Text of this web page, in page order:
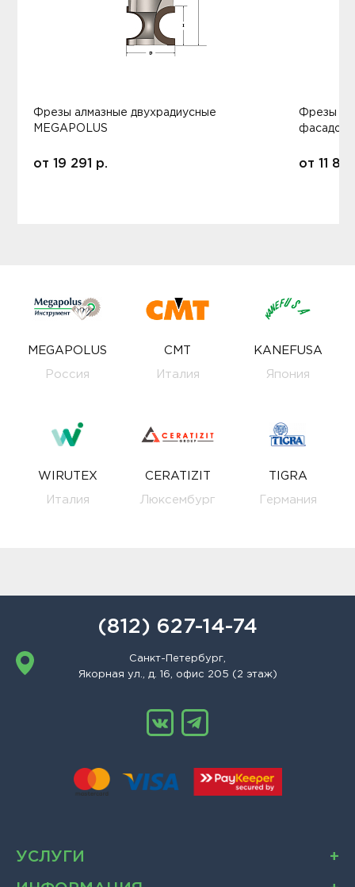
Фрезы алмазные двухрадиусные
MEGAPOLUS
от 19 291 р.
Фрезы
фасадов
от 11
MEGAPOLUS
Россия
CMT
Италия
KANEFUSA
Япония
WIRUTEX
Италия
CERATIZIT
Люксембург
TIGRA
Германия
(812) 627-14-74
Санкт-Петербург,
Якорная ул., д. 16, офис 205 (2 этаж)
УСЛУГИ